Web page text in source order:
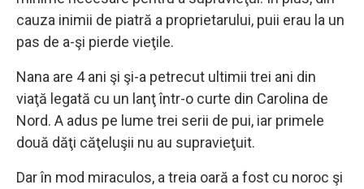
cauza inimii de piatră a proprietarului, puii erau la un
pas de a-şi pierde vieţile.
Nana are 4 ani şi şi-a petrecut ultimii trei ani din
viaţă legată cu un lanţ într-o curte din Carolina de
Nord. A adus pe lume trei serii de pui, iar primele
două dăţi căţeluşii nu au supravieţuit.
Dar în mod miraculos, a treia oară a fost cu noroc şi